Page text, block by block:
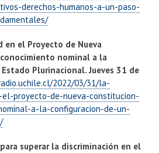
derechos-humanos-a-un-paso-
en el Proyecto de Nueva
nominal a la
Plurinacional. Jueves 31 de
2022/03/31/la-
proyecto-de-nueva-constitucion-
a-la-configuracion-de-un-
superar la discriminación en el